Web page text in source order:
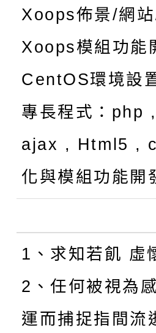
Xoops佈景/網
Xoops模組功能
CentOS環境設
專長程式：
ajax , Html5 ,
化與模組功能開
1、求知若飢 虛
2、任何被視為
運而捕捉指間流